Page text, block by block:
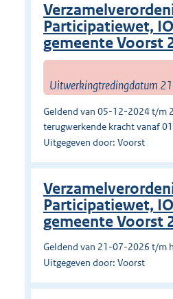
Participatiewet,
gemeente Voorst
Uitwerkingtredingdatum
Geldend van 05-12-2024 t/m
terugwerkende kracht vanaf
Uitgegeven door: Voorst
Participatiewet,
gemeente Voorst
Geldend van 21-07-2026 t/m
Uitgegeven door: Voorst